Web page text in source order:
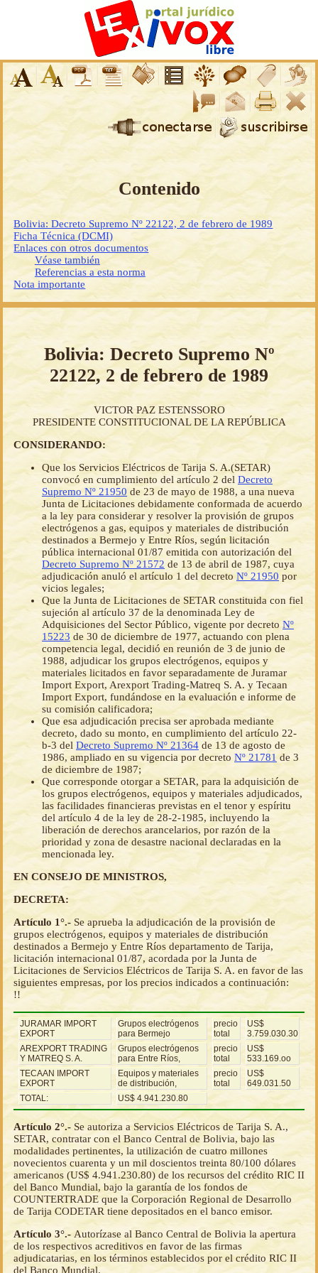
Contenido
Bolivia: Decreto Supremo Nº 22122, 2 de febrero de 1989
Ficha Técnica (DCMI)
Enlaces con otros documentos
Véase también
Referencias a esta norma
Nota importante
Bolivia: Decreto Supremo Nº
22122, 2 de febrero de 1989
VICTOR PAZ ESTENSSORO
PRESIDENTE CONSTITUCIONAL DE LA REPÚBLICA
CONSIDERANDO:
Que los Servicios Eléctricos de Tarija S. A.(SETAR)
convocó en cumplimiento del artículo 2 del Decreto
Supremo Nº 21950 de 23 de mayo de 1988, a una nueva
Junta de Licitaciones debidamente conformada de acuerdo
a la ley para considerar y resolver la provisión de grupos
electrógenos a gas, equipos y materiales de distribución
destinados a Bermejo y Entre Ríos, según licitación
pública internacional 01/87 emitida con autorización del
Decreto Supremo Nº 21572 de 13 de abril de 1987, cuya
adjudicación anuló el artículo 1 del decretoNº 21950 por
vicios legales;
Que la Junta de Licitaciones de SETAR constituida con fiel
sujeción al artículo 37 de la denominada Ley de
Adquisiciones del Sector Público, vigente por decreto Nº
15223 de 30 de diciembre de 1977, actuando con plena
competencia legal, decidió en reunión de 3 de junio de
1988, adjudicar los grupos electrógenos, equipos y
materiales licitados en favor separadamente de Juramar
Import Export, Arexport Trading-Matreq S. A. y Tecaan
Import Export, fundándose en la evaluación e informe de
su comisión calificadora;
Que esa adjudicación precisa ser aprobada mediante
decreto, dado su monto, en cumplimiento del artículo 22-
b-3 del Decreto Supremo Nº 21364 de 13 de agosto de
1986, ampliado en su vigencia por decreto Nº 21781 de 3
de diciembre de 1987;
Que corresponde otorgar a SETAR, para la adquisición de
los grupos electrógenos, equipos y materiales adjudicados,
las facilidades financieras previstas en el tenor y espíritu
del artículo 4 de la ley de 28-2-1985, incluyendo la
liberación de derechos arancelarios, por razón de la
prioridad y zona de desastre nacional declaradas en la
mencionada ley.
EN CONSEJO DE MINISTROS,
DECRETA:
Artículo 1°.- Se aprueba la adjudicación de la provisión de
grupos electrógenos, equipos y materiales de distribución
destinados a Bermejo y Entre Ríos departamento de Tarija,
licitación internacional 01/87, acordada por la Junta de
Licitaciones de Servicios Eléctricos de Tarija S. A. en favor de las
siguientes empresas, por los precios indicados a continuación:
!!
JURAMAR IMPORT
EXPORT
Grupos electrógenos
para Bermejo
precio
total
US$
3.759.030.30
AREXPORT TRADING
Y MATREQ S. A.
Grupos electrógenos
para Entre Ríos,
precio
total
US$
533.169.oo
TECAAN IMPORT
EXPORT
Equipos y materiales
de distribución,
precio
total
US$
649.031.50
TOTAL:
US$ 4.941.230.80
Artículo 2°.- Se autoriza a Servicios Eléctricos de Tarija S. A.,
SETAR, contratar con el Banco Central de Bolivia, bajo las
modalidades pertinentes, la utilización de cuatro millones
novecientos cuarenta y un mil doscientos treinta 80/100 dólares
americanos (US$ 4.941.230.80) de los recursos del crédito RIC II
del Banco Mundial, bajo la garantía de los fondos de
COUNTERTRADE que la Corporación Regional de Desarrollo
de Tarija CODETAR tiene depositados en el banco emisor.
Artículo 3°.- Autorízase al Banco Central de Bolivia la apertura
de los respectivos acreditivos en favor de las firmas
adjudicatarias, en los términos establecidos por el crédito RIC II
del Banco Mundial.